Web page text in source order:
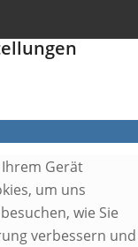
Gerät
um uns
wie Sie
verbessern und